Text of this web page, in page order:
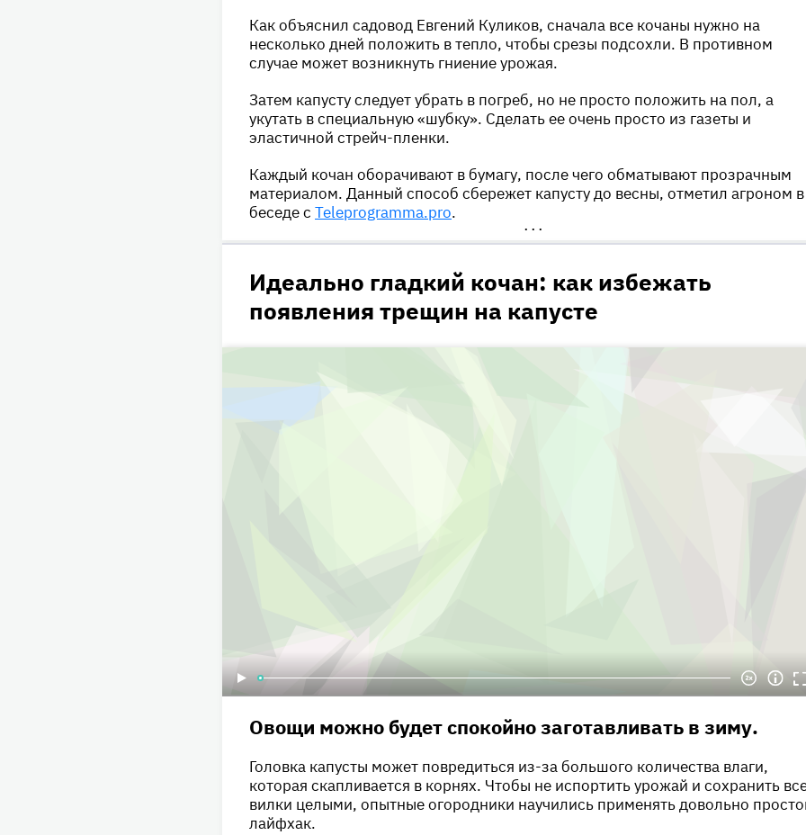
Как объяснил садовод Евгений Куликов, сначала все кочаны нужно на
несколько дней положить в тепло, чтобы срезы подсохли. В противном
случае может возникнуть гниение урожая.
Затем капусту следует убрать в погреб, но не просто положить на пол, а
укутать в специальную «шубку». Сделать ее очень просто из газеты и
эластичной стрейч-пленки.
Каждый кочан оборачивают в бумагу, после чего обматывают прозрачным
материалом. Данный способ сбережет капусту до весны, отметил агроном в
беседе с Teleprogramma.pro.
•••
Идеально гладкий кочан: как избежать
появления трещин на капусте
Овощи можно будет спокойно заготавливать в зиму.
Головка капусты может повредиться из-за большого количества влаги,
которая скапливается в корнях. Чтобы не испортить урожай и сохранить
вилки целыми, опытные огородники научились применять довольно
лайфхак.